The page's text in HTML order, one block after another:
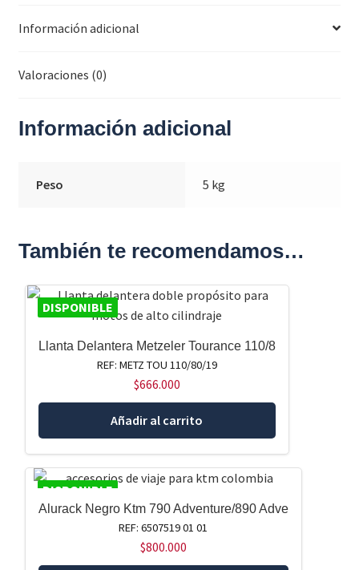
Información adicional
Valoraciones (0)
Información adicional
Peso 5 kg
También te recomendamos…
DISPONIBLE
Llanta Delantera Metzeler Tourance 110/8
REF: METZ TOU 110/80/19
$666.000
Añadir al carrito
DISPONIBLE
Alurack Negro Ktm 790 Adventure/890 Adve
REF: 6507519 01 01
$800.000